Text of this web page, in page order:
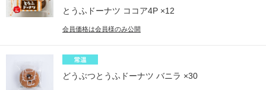
とうふドーナツ ココア4P ×12
会員価格は会員様のみ公開
どうぶつとうふドーナツ バニラ ×30